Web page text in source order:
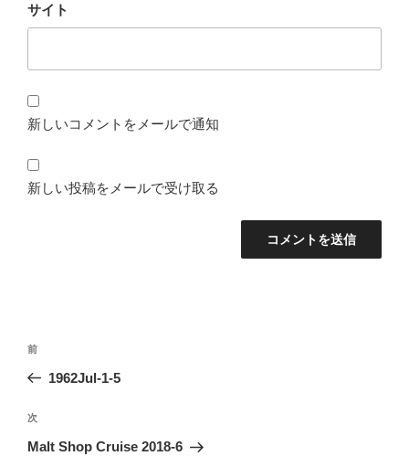
サイト
新しいコメントをメールで通知
新しい投稿をメールで受け取る
投
ナ
ビ
ゲ
前
の
稿
前
1962Jul-1-5
次
の
次
Malt Shop Cruise 2018-6